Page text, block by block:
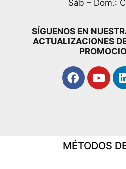
Sáb – Dom.:
SÍGUENOS EN
ACTUALIZACIONES
MÉTODOS